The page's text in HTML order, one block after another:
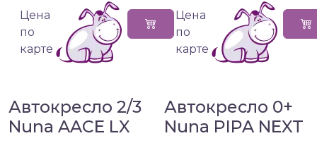
Цена
по
карте
Цена
по
карте
Автокресло 2/3
Nuna AACE LX
Автокресло 0+
Nuna PIPA NEXT